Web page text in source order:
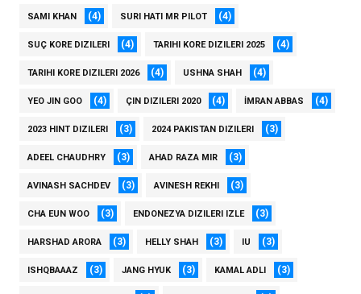
SAMI KHAN (4) SURI HATI MR PILOT (4)
SUÇ KORE DIZILERI (4) TARIHI KORE DIZILERI 2025 (4)
TARIHI KORE DIZILERI 2026 (4) USHNA SHAH (4)
YEO JIN GOO (4) ÇIN DIZILERI 2020 (4) İMRAN ABBAS (4)
2023 HINT DIZILERI (3) 2024 PAKISTAN DIZILERI (3)
ADEEL CHAUDHRY (3) AHAD RAZA MIR (3)
AVINASH SACHDEV (3) AVINESH REKHI (3)
CHA EUN WOO (3) ENDONEZYA DIZILERI IZLE (3)
HARSHAD ARORA (3) HELLY SHAH (3) IU (3)
ISHQBAAAZ (3) JANG HYUK (3) KAMAL ADLI (3)